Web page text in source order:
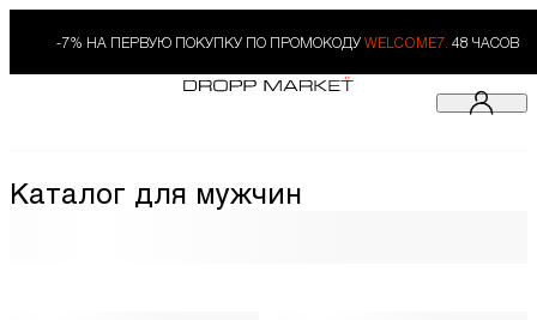
-7% НА ПЕРВУЮ ПОКУПКУ ПО ПРОМОКОДУ WELCOME7. 48 ЧАСОВ
Каталог для мужчин